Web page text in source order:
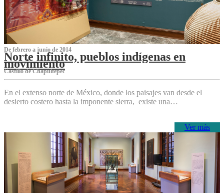
De febrero a junio de 2014
Norte infinito, pueblos indígenas en
movimiento
Castillo de Chapultepec
En el extenso norte de México, donde los paisajes van desde el
desierto costero hasta la imponente sierra, existe una…
Ver más